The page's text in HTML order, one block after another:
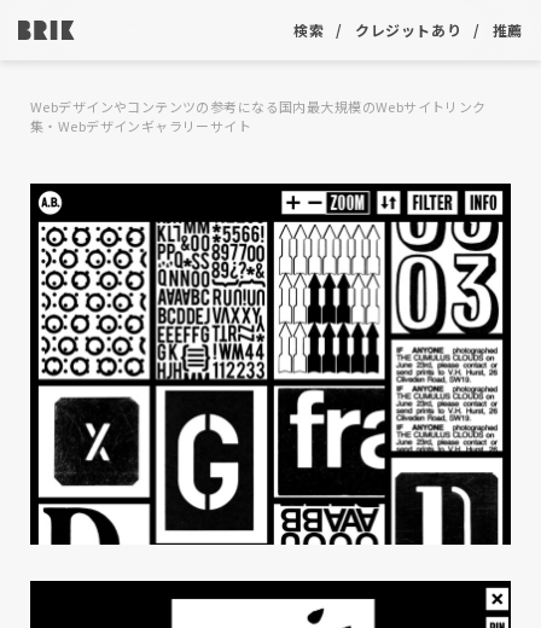
検索 クレジットあり 推薦
Webデザインやコンテンツの参考になる国内最大規模のWebサイトリンク
集・Webデザインギャラリーサイト